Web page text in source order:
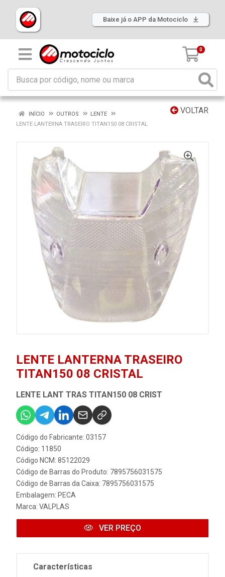
Baixe já o APP da Motociclo
0
VOLTAR
INÍCIO OUTROS
LENTE
LENTE LANTERNA TRASEIRO TITAN150 08 CRISTAL
LENTE LANTERNA TRASEIRO
TITAN150 08 CRISTAL
LENTE LANT TRAS TITAN150 08 CRIST
Código do Fabricante: 03157
Código: 11850
Código NCM: 85122029
Código de Barras do Produto: 7895756031575
Código de Barras da Caixa: 7895756031575
Embalagem: PECA
Marca: VALPLAS
VER PREÇO
Características